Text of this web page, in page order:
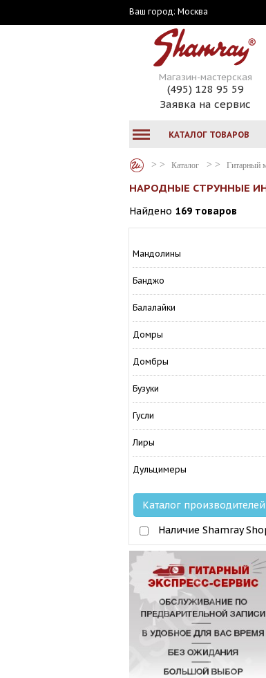
Ваш город: Москва
Магазин-мастерская
(495) 128 95 59
Заявка на сервис
КАТАЛОГ ТОВАРОВ
Каталог Гитарный
НАРОДНЫЕ СТРУННЫЕ
Найдено 169 товаров
Мандолины
Банджо
Балалайки
Домры
Домбры
Бузуки
Гусли
Лиры
Дульцимеры
Каталог производителей
Наличие Shamray